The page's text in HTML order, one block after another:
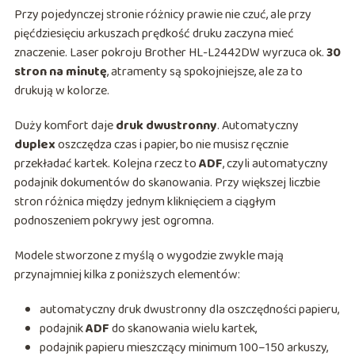
Przy pojedynczej stronie różnicy prawie nie czuć, ale przy
pięćdziesięciu arkuszach prędkość druku zaczyna mieć
znaczenie. Laser pokroju Brother HL-L2442DW wyrzuca ok.30
stron na minutę, atramenty są spokojniejsze, ale za to
drukują w kolorze.
Duży komfort dajedruk dwustronny. Automatyczny
duplexoszczędza czas i papier, bo nie musisz ręcznie
przekładać kartek. Kolejna rzecz toADF, czyli automatyczny
podajnik dokumentów do skanowania. Przy większej liczbie
stron różnica między jednym kliknięciem a ciągłym
podnoszeniem pokrywy jest ogromna.
Modele stworzone z myślą o wygodzie zwykle mają
przynajmniej kilka z poniższych elementów:
automatyczny druk dwustronny dla oszczędności papieru,
podajnikADFdo skanowania wielu kartek,
podajnik papieru mieszczący minimum 100–150 arkuszy,